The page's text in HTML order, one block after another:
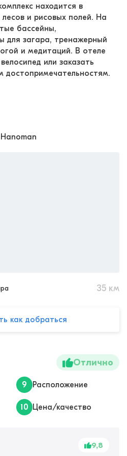
находится в
и рисовых полей. На
бассейны,
для загара, тренажерный
и медитаций. В отеле
или заказать
достопримечательностям.
35 км
как добраться
Отлично
9 Расположение
10 Цена/качество
9,8